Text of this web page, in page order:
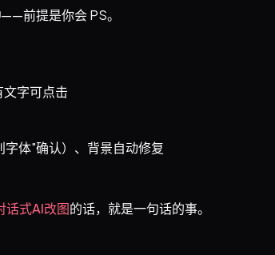
——前提是你会 PS。
字可点击
体"确认）、背景自动修复
话式AI改图的话，就是一句话的事。